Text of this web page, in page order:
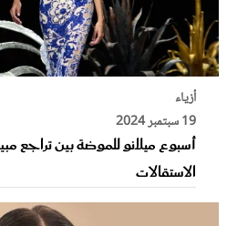
أزياء
19 سبتمبر 2024
أسبوع ميلانو للموضة بين تراجع
الاستقالات